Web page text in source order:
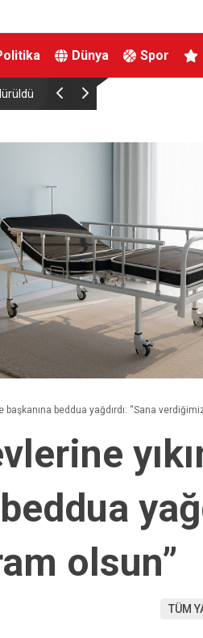
Dünya Spor
Adalet Bakanı Akın Gürlek ve
beddua yağdırdı: “Sana
olsun”
TÜM